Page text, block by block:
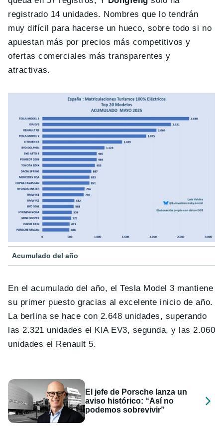
registrado 14 unidades. Nombres que lo tendrán
muy difícil para hacerse un hueco, sobre todo si no
apuestan más por precios más competitivos y
ofertas comerciales más transparentes y
atractivas.
Acumulado del año
En el acumulado del año, el Tesla Model 3 mantiene
su primer puesto gracias al excelente inicio de año.
La berlina se hace con 2.648 unidades, superando
las 2.321 unidades el KIA EV3, segunda, y las 2.060
unidades el Renault 5.
El jefe de Porsche lanza un
aviso histórico: “Así no
podemos sobrevivir”